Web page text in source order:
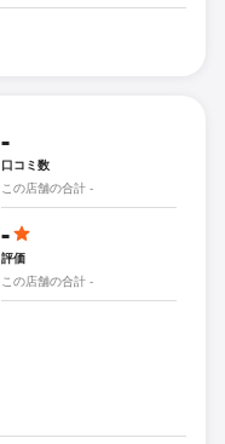
-
口コミ数
この店舗の合計 -
-
評価
この店舗の合計 -